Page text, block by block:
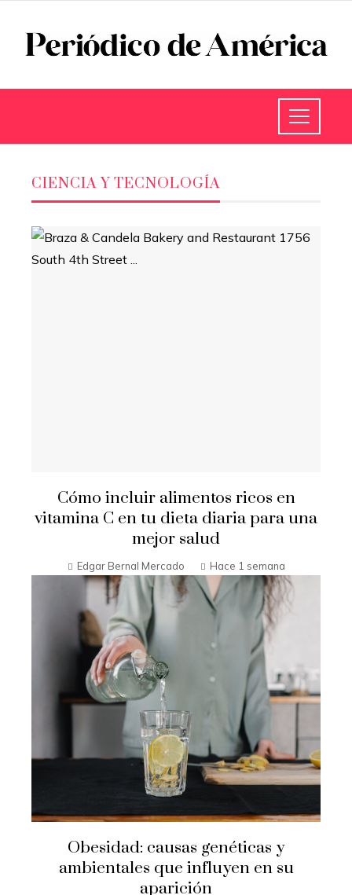
CIENCIA Y TECNOLOGÍA
Cómo incluir alimentos ricos en
vitamina C en tu dieta diaria para una
mejor salud
Edgar Bernal Mercado Hace 1 semana
Obesidad: causas genéticas y
ambientales que influyen en su
aparición